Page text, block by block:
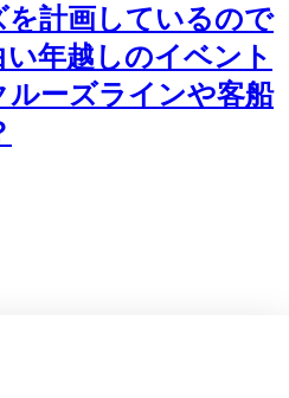
を計画しているので
年越しのイベント
ルーズラインや客船